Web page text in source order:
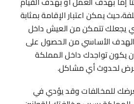
يمكن اعتبار الإقامة بمثابة
يجعلك تتمكن من العيش داخل
الأساسي من الحصول على
يكون تواجدك داخل المملكة
لحدوث أي مشاكل.
للمخالفات وقد يؤدي في